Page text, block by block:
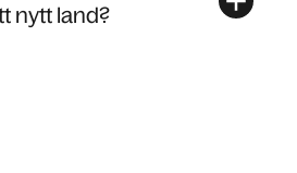
nytt land?